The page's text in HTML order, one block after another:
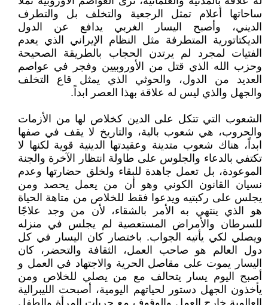
ساحاتها أعلام تمثل الرجعية والتخلف بل والتطرف
الديني، وأصبح اليسار الغربي يدافع عن الدول
الديكتاتورية المتطرفة مثل النظام الإيراني الذي يعدم
الفتيات لمجرد لم يرتدن الحجاب بالطريقة الصحيحة
وحزب الله الذي قتل من الأوروبيين وفجر في عواصم
العديد من الدول، والحوثي الذي يمثل قاع التخلف
والجهل والذي ليس له علاقة بهذا العصر ابداً.
الشعوب التي تتكل على الدين كخلاص لها من الأزمات
والحروب، هي شعوب بالية، والتاريخ لا يقف في صفها
ابداً، هناك شعوب متدينة وعقيدتها الدينية قوية لكنها لا
تكتفي بالدعاء والجلوس على طاولة انتظار الآخرة والجنة
الموعودة، بل تعمل جاهدة للبقاء ولخلق حضارتها وعدم
نسيان القانون الكوني وهو أن من يعمل يحصد ومن
يجلس على ركبتيه ويدعوا فقط للخلاص من متاهة الحياة
هو الذي ينتهي به الأمر بالشقاء، لأن من وجد علاجًا
للسرطان والأمراض المستعصية لم يجلس في منزله
ويصلي لكي يأتيه الجواب. باختصار كان اليسار في كل
دول العالم هو صاحب العمل، الثقافة والتحضر، كان
اليسار يموت على مقاصل الحرية والاجتهاد في العمل و
أصبح اليوم يسار يتحالف مع من يصلي للخلاص ومن
يأخذون الجهل دستور لحياتهم اليومية، أصبحت الليبرالية